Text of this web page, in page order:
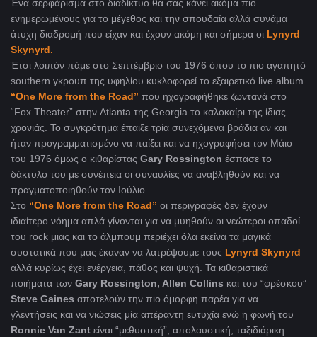
Ένα σερφάρισμα στο διαδίκτυο θα σας κάνει ακόμα πιο
ενημερωμένους για το μέγεθος και την σπουδαία αλλά συνάμα
άτυχη διαδρομή που είχαν και έχουν ακόμη και σήμερα οι Lynyrd
Skynyrd.
Έτσι λοιπόν πάμε στο Σεπτέμβριο του 1976 όπου το πιο αγαπητό
southern γκρουπ της υφηλίου κυκλοφορεί το εξαιρετικό live album
“One More from the Road” που ηχογραφήθηκε ζωντανά στο
“Fox Theater” στην Atlanta της Georgia το καλοκαίρι της ίδιας
χρονιάς. Το συγκρότημα έπαιξε τρία συνεχόμενα βράδια αν και
ήταν προγραμματισμένο να παίξει και να ηχογραφήσει τον Μάιο
του 1976 όμως ο κιθαρίστας Gary Rossington έσπασε το
δάκτυλο του με συνέπεια οι συναυλίες να αναβληθούν και να
πραγματοποιηθούν τον Ιούλιο.
Στο “One More from the Road” οι περιγραφές δεν έχουν
ιδιαίτερο νόημα απλά γίνονται για να μυηθούν οι νεώτεροι οπαδοί
του rock μιας και το άλμπουμ περιέχει όλα εκείνα τα μαγικά
συστατικά που μας έκαναν να λατρέψουμε τους Lynyrd Skynyrd
αλλά κυρίως έχει ενέργεια, πάθος και ψυχή. Τα κιθαριστικά
ποιήματα των Gary Rossington, Allen Collins και του “φρέσκου”
Steve Gaines αποτελούν την πιο όμορφη παρέα για να
γλεντήσεις και να νιώσεις μία απέραντη ευτυχία ενώ η φωνή του
Ronnie Van Zant είναι “μεθυστική”, απολαυστική, ταξιδιάρικη